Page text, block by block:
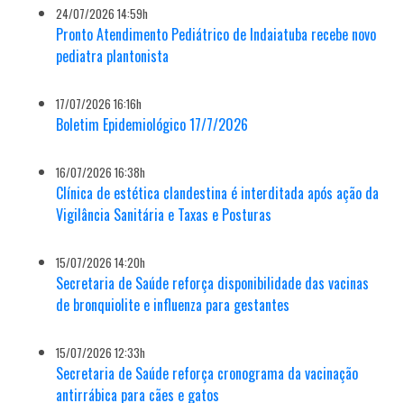
24/07/2026 14:59h
Pronto Atendimento Pediátrico de Indaiatuba recebe novo
pediatra plantonista
17/07/2026 16:16h
Boletim Epidemiológico 17/7/2026
16/07/2026 16:38h
Clínica de estética clandestina é interditada após ação da
Vigilância Sanitária e Taxas e Posturas
15/07/2026 14:20h
Secretaria de Saúde reforça disponibilidade das vacinas
de bronquiolite e influenza para gestantes
15/07/2026 12:33h
Secretaria de Saúde reforça cronograma da vacinação
antirrábica para cães e gatos